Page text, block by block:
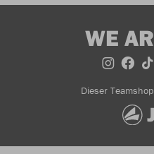
WE
Dieser